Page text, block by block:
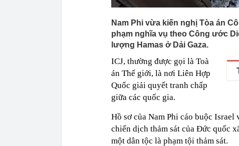
Nam Phi vừa kiến nghị Tòa án
phạm nghĩa vụ theo Công ước
lượng Hamas ở Dải Gaza.
ICJ, thường được gọi là Toà
án Thế giới, là nơi Liên Hợp
Quốc giải quyết tranh chấp
giữa các quốc gia.
Hồ sơ của Nam Phi cáo buộc
chiến dịch thảm sát của Đức quốc
một dân tộc là phạm tội thảm sát.